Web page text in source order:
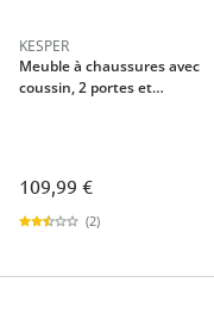
KESPER
Meuble à chaussures avec
coussin, 2 portes et
109,99 €
(2)